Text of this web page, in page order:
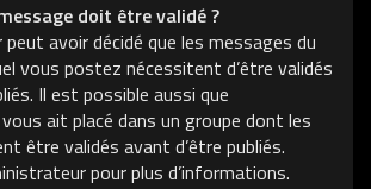
doit être validé ?
peut avoir décidé que les messages du
vous postez nécessitent d’être validés
Il est possible aussi que
ait placé dans un groupe dont les
être validés avant d’être publiés.
pour plus d’informations.